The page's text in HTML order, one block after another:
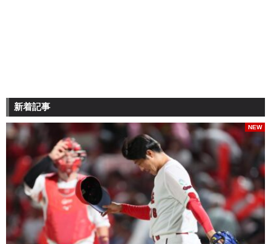
新着記事
NEW